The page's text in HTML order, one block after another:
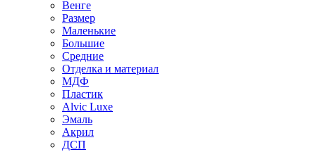
Венге
Размер
Маленькие
Большие
Средние
Отделка и материал
МДФ
Пластик
Alvic Luxe
Эмаль
Акрил
ДСП